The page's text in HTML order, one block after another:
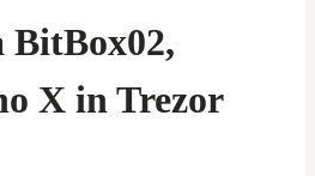
X in Trezor